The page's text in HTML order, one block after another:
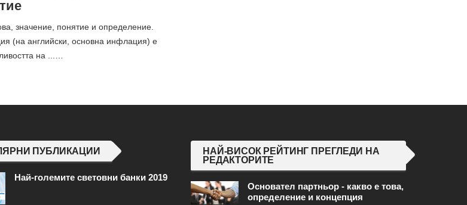
значение, понятие и определение.
(на английски, основна инфлация) е
на ...…
ПУБЛИКАЦИИ
Най-големите световни банки 2019
НАЙ-ВИСОК РЕЙТИНГ ПРЕГЛЕДИ НА
РЕДАКТОРИТЕ
Основател партньор - какво е това,
определение и концепция